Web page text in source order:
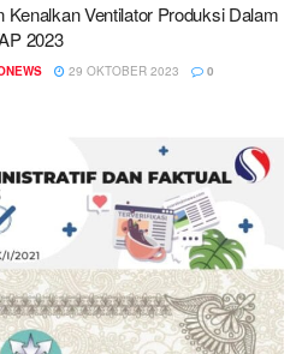
Kenalkan Ventilator Produksi Dalam
2023
29 OKTOBER 2023 0